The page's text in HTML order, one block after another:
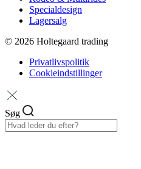
Specialdesign
Lagersalg
© 2026 Holtegaard trading
Privatlivspolitik
Cookieindstillinger
Søg